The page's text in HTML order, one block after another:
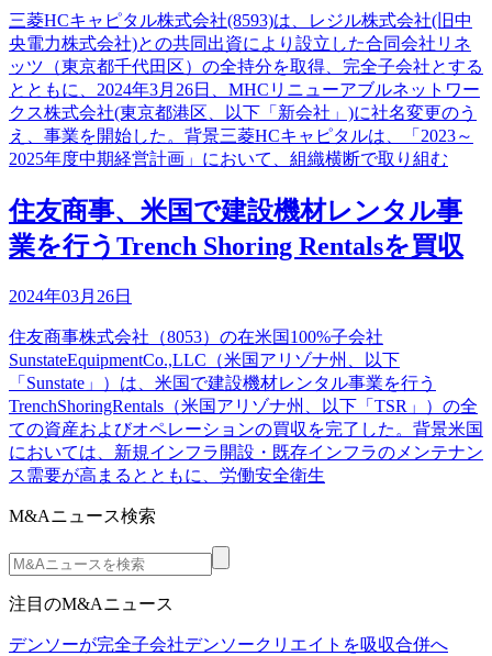
三菱HCキャピタル株式会社(8593)は、レジル株式会社(旧中
央電力株式会社)との共同出資により設立した合同会社リネ
ッツ（東京都千代田区）の全持分を取得、完全子会社とする
とともに、2024年3月26日、MHCリニューアブルネットワー
クス株式会社(東京都港区、以下「新会社」)に社名変更のう
え、事業を開始した。背景三菱HCキャピタルは、「2023～
2025年度中期経営計画」において、組織横断で取り組む
住友商事、米国で建設機材レンタル事
業を行うTrench Shoring Rentalsを買収
2024年03月26日
住友商事株式会社（8053）の在米国100%子会社
SunstateEquipmentCo.,LLC（米国アリゾナ州、以下
「Sunstate」）は、米国で建設機材レンタル事業を行う
TrenchShoringRentals（米国アリゾナ州、以下「TSR」）の全
ての資産およびオペレーションの買収を完了した。背景米国
においては、新規インフラ開設・既存インフラのメンテナン
ス需要が高まるとともに、労働安全衛生
M&Aニュース検索
注目のM&Aニュース
デンソーが完全子会社デンソークリエイトを吸収合併へ